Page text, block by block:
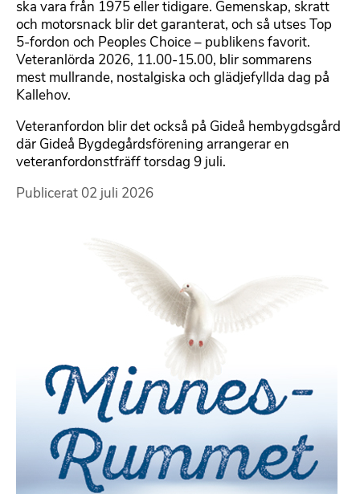
ska vara från 1975 eller tidigare. Gemenskap, skratt
och motorsnack blir det garanterat, och så utses Top
5-fordon och Peoples Choice – publikens favorit.
Veteranlörda 2026, 11.00-15.00, blir sommarens
mest mullrande, nostalgiska och glädjefyllda dag på
Kallehov.
Veteranfordon blir det också på Gideå hembygdsgård
där Gideå Bygdegårdsförening arrangerar en
veteranfordonstfräff torsdag 9 juli.
Publicerat 02 juli 2026